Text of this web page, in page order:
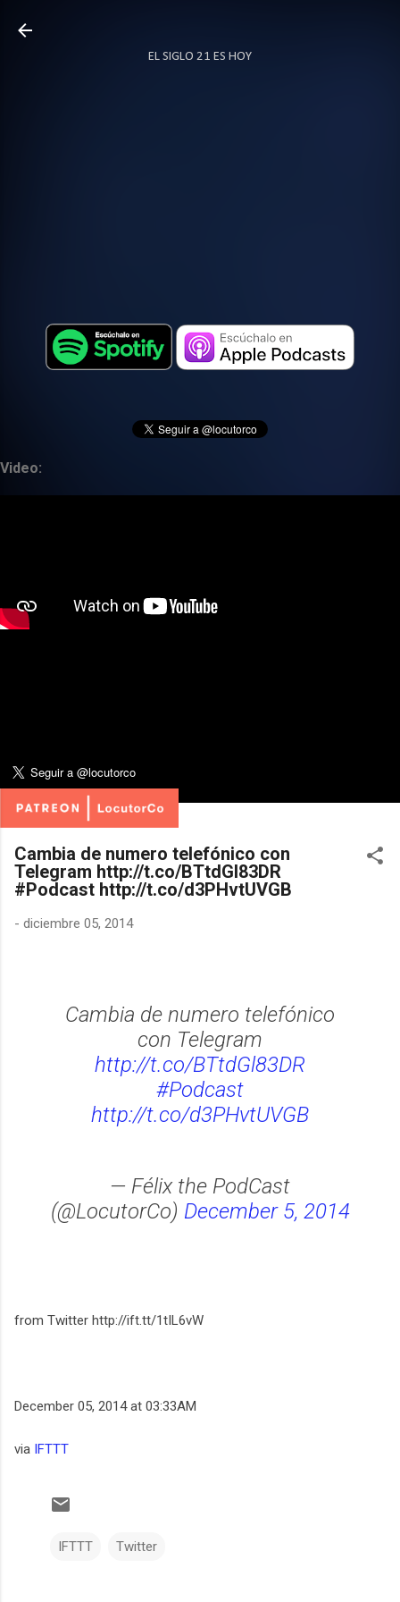
EL SIGLO 21 ES HOY
Video:
Cambia de numero telefónico con
Telegram http://t.co/BTtdGl83DR
#Podcast http://t.co/d3PHvtUVGB
- diciembre 05, 2014
Cambia de numero telefónico
con Telegram
http://t.co/BTtdGl83DR
#Podcast
http://t.co/d3PHvtUVGB
— Félix the PodCast
(@LocutorCo) December 5, 2014
from Twitter http://ift.tt/1tIL6vW
December 05, 2014 at 03:33AM
via IFTTT
IFTTT Twitter